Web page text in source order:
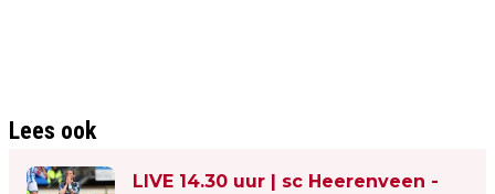
Lees ook
LIVE 14.30 uur | sc Heerenveen -